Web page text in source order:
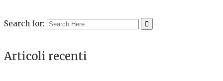
Search for:
Articoli recenti